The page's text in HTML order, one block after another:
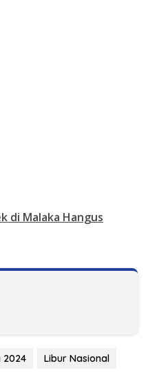
di Malaka Hangus
2024 Libur Nasional